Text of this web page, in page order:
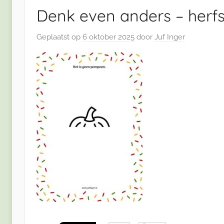
Denk even anders –
Geplaatst op 6 oktober 2025 door Juf Inger